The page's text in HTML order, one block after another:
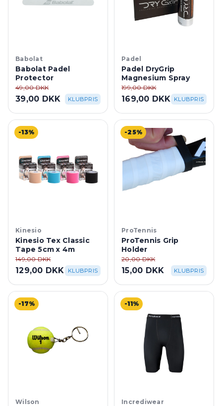
Babolat
Babolat Padel
Protector
49,00 DKK
39,00 DKK KLUBPRIS
Padel
Padel DryGrip
Magnesium Spray
199,00 DKK
169,00 DKK KLUBPRIS
-13%
Kinesio
Kinesio Tex Classic
Tape 5cm x 4m
149,00 DKK
129,00 DKK KLUBPRIS
-25%
ProTennis
ProTennis Grip
Holder
20,00 DKK
15,00 DKK KLUBPRIS
-17%
Wilson
-11%
Incrediwear